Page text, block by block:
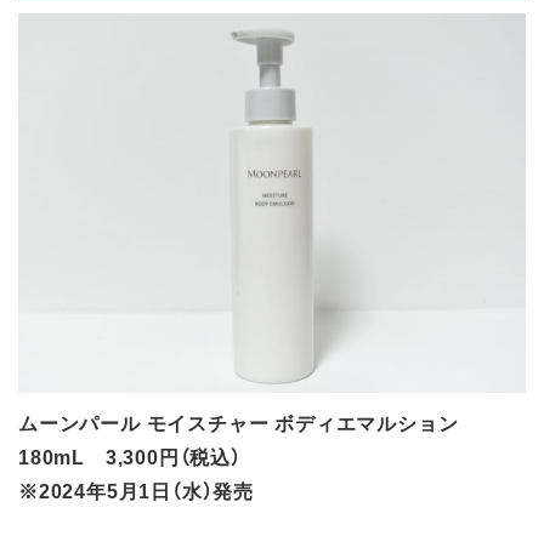
ムーンパール モイスチャー ボディエマルション
180mL 3,300円（税込）
※2024年5月1日（水）発売